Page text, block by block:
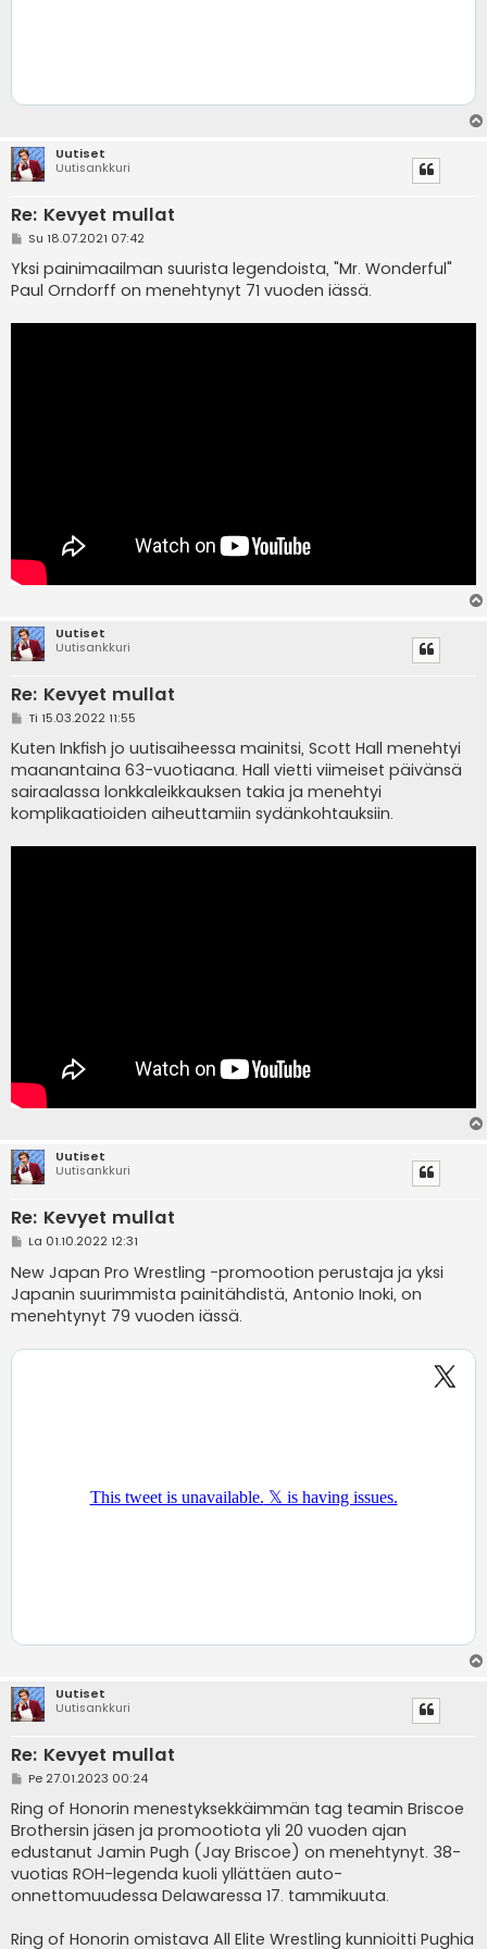
Uutiset
Uutisankkuri
Re: Kevyet mullat
V
e
s
t
Su 18.07.2021 07:42
Yksi painimaailman suurista legendoista, "Mr. Wonderful"
Paul Orndorff on menehtynyt 71 vuoden iässä.
Uutiset
Uutisankkuri
Re: Kevyet mullat
V
e
s
t
i
Ti 15.03.2022 11:55
Kuten Inkfish jo uutisaiheessa mainitsi, Scott Hall menehtyi
maanantaina 63-vuotiaana. Hall vietti viimeiset päivänsä
sairaalassa lonkkaleikkauksen takia ja menehtyi
komplikaatioiden aiheuttamiin sydänkohtauksiin.
Uutiset
Uutisankkuri
Re: Kevyet mullat
V
e
s
t
i
La 01.10.2022 12:31
New Japan Pro Wrestling -promootion perustaja ja yksi
Japanin suurimmista painitähdistä, Antonio Inoki, on
menehtynyt 79 vuoden iässä.
Uutiset
Uutisankkuri
Re: Kevyet mullat
V
e
s
t
i
Pe 27.01.2023 00:24
Ring of Honorin menestyksekkäimmän tag teamin Briscoe
Brothersin jäsen ja promootiota yli 20 vuoden ajan
edustanut Jamin Pugh (Jay Briscoe) on menehtynyt. 38-
vuotias ROH-legenda kuoli yllättäen auto-
onnettomuudessa Delawaressa 17. tammikuuta.
Ring of Honorin omistava All Elite Wrestling kunnioitti Pughia